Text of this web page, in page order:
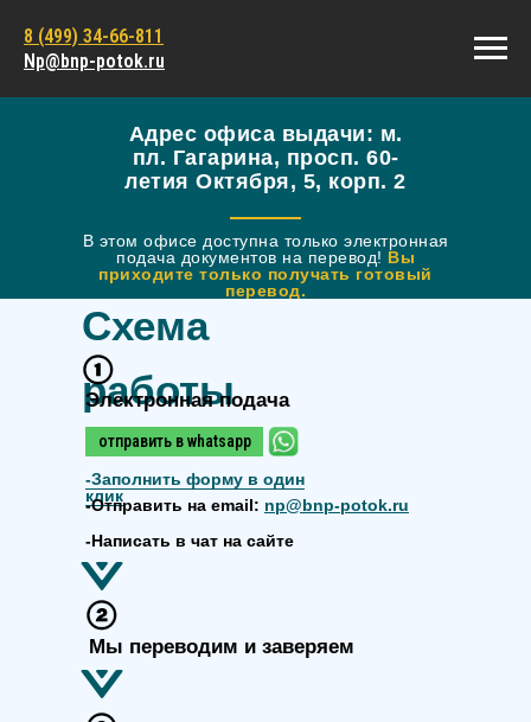
8 (499) 34-66-811
Np@bnp-potok.ru
Адрес офиса выдачи: м.
пл. Гагарина, просп. 60-
летия Октября, 5, корп. 2
В этом офисе доступна только электронная
подача документов на перевод! Вы
приходите только получать готовый
перевод.
отправить в whatsapp
Схема
работы
Электронная подача
Мы переводим и заверяем
-Заполнить форму в один
клик
-Отправить на email: np@bnp-potok.ru
-Написать в чат на сайте